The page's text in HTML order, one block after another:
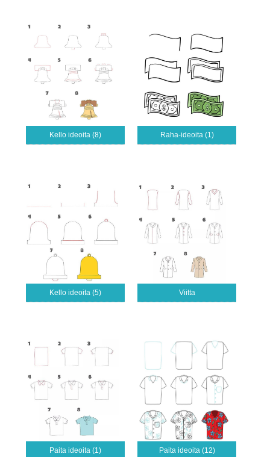
Kello ideoita (8) Raha-ideoita (1)
Kello ideoita (5) Viitta
Paita ideoita (1) Paita ideoita (12)